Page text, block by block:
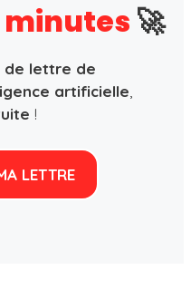
minutes 🚀
de lettre de
artificielle
!
LETTRE